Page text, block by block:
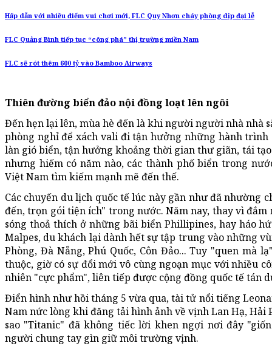
Hấp dẫn với nhiều điểm vui chơi mới, FLC Quy Nhơn cháy phòng dịp đại lễ
FLC Quảng Bình tiếp tục “công phá” thị trường miền Nam
FLC sẽ rót thêm 600 tỷ vào Bamboo Airways
Thiên đường biển đảo nội đồng loạt lên ngôi
Đến hẹn lại lên, mùa hè đến là khi người người nhà nhà
phòng nghỉ để xách vali đi tận hưởng những hành trình
làn gió biển, tận hưởng khoảng thời gian thư giãn, tái
nhưng hiếm có năm nào, các thành phố biển trong
Việt Nam tìm kiếm mạnh mẽ đến thế.
Các chuyến du lịch quốc tế lúc này gần như đã nhường
đến, trọn gói tiện ích" trong nước. Năm nay, thay vì
sóng thoả thích ở những bãi biển Phillipines, hay háo
Malpes, du khách lại dành hết sự tập trung vào những
Phòng, Đà Nẵng, Phú Quốc, Côn Đảo... Tuy "quen mà
thuộc, giờ có sự đổi mới vô cùng ngoạn mục với nhiều
nhiên "cực phẩm", liên tiếp được cộng đồng quốc tế tán
Điển hình như hồi tháng 5 vừa qua, tài tử nổi tiếng
Nam nức lòng khi đăng tải hình ảnh về vịnh Lan Hạ,
sao "Titanic" đã không tiếc lời khen ngợi nơi đây
người chung tay gìn giữ môi trường vịnh.